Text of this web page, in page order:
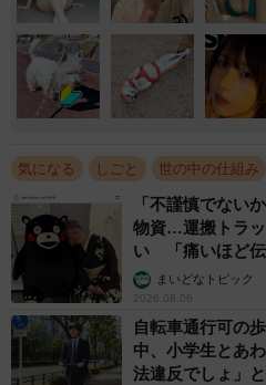
気になる しごと 世の中の仕組み
「不謹慎でない
物資…運搬トラ
い 「痛いほど伝
まいどなトピック
2026.08.06
自転車通行可の
中、小学生とあ
法違反でしょ」